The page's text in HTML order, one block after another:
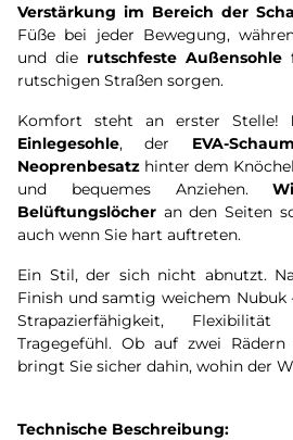
Verstärkung im Bereich der
Füße bei jeder Bewegung,
und die rutschfeste Außensohle
rutschigen Straßen sorgen.
Komfort steht an erster Stelle!
Einlegesohle, der EVA-Schaum
Neoprenbesatz hinter dem
und bequemes Anziehen.
Belüftungslöcher an den Seiten
auch wenn Sie hart auftreten.
Ein Stil, der sich nicht abnutzt.
Finish und samtig weichem Nubuk
Strapazierfähigkeit,
Tragegefühl. Ob auf zwei
bringt Sie sicher dahin, wohin der
Technische Beschreibung: